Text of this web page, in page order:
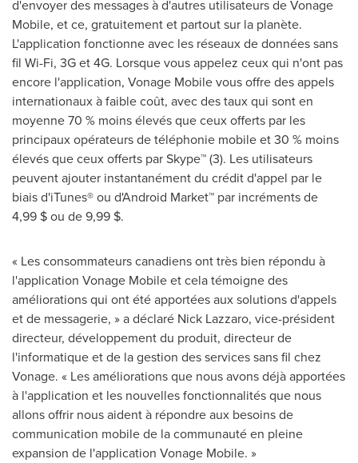
d'envoyer des messages à d'autres utilisateurs de Vonage
Mobile, et ce, gratuitement et partout sur la planète.
L'application fonctionne avec les réseaux de données sans
fil Wi-Fi, 3G et 4G. Lorsque vous appelez ceux qui n'ont pas
encore l'application, Vonage Mobile vous offre des appels
internationaux à faible coût, avec des taux qui sont en
moyenne 70 % moins élevés que ceux offerts par les
principaux opérateurs de téléphonie mobile et 30 % moins
élevés que ceux offerts par Skype™ (3). Les utilisateurs
peuvent ajouter instantanément du crédit d'appel par le
biais d'iTunes® ou d'Android Market™ par incréments de
4,99 $ ou de 9,99 $.
« Les consommateurs canadiens ont très bien répondu à
l'application Vonage Mobile et cela témoigne des
améliorations qui ont été apportées aux solutions d'appels
et de messagerie, » a déclaré Nick Lazzaro, vice-président
directeur, développement du produit, directeur de
l'informatique et de la gestion des services sans fil chez
Vonage. « Les améliorations que nous avons déjà apportées
à l'application et les nouvelles fonctionnalités que nous
allons offrir nous aident à répondre aux besoins de
communication mobile de la communauté en pleine
expansion de l'application Vonage Mobile. »